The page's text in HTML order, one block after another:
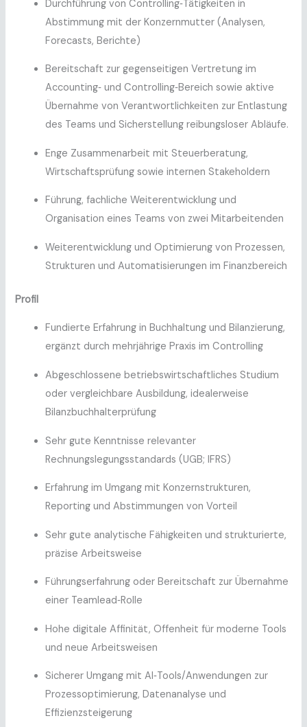
Durchführung von Controlling‑Tätigkeiten in
Abstimmung mit der Konzernmutter (Analysen,
Forecasts, Berichte)
Bereitschaft zur gegenseitigen Vertretung im
Accounting‑ und Controlling‑Bereich sowie aktive
Übernahme von Verantwortlichkeiten zur Entlastung
des Teams und Sicherstellung reibungsloser Abläufe.
Enge Zusammenarbeit mit Steuerberatung,
Wirtschaftsprüfung sowie internen Stakeholdern
Führung, fachliche Weiterentwicklung und
Organisation eines Teams von zwei Mitarbeitenden
Weiterentwicklung und Optimierung von Prozessen,
Strukturen und Automatisierungen im Finanzbereich
Profil
Fundierte Erfahrung in Buchhaltung und Bilanzierung,
ergänzt durch mehrjährige Praxis im Controlling
Abgeschlossene betriebswirtschaftliches Studium
oder vergleichbare Ausbildung, idealerweise
Bilanzbuchhalterprüfung
Sehr gute Kenntnisse relevanter
Rechnungslegungsstandards (UGB; IFRS)
Erfahrung im Umgang mit Konzernstrukturen,
Reporting und Abstimmungen von Vorteil
Sehr gute analytische Fähigkeiten und strukturierte,
präzise Arbeitsweise
Führungserfahrung oder Bereitschaft zur Übernahme
einer Teamlead‑Rolle
Hohe digitale Affinität, Offenheit für moderne Tools
und neue Arbeitsweisen
Sicherer Umgang mit AI‑Tools/Anwendungen zur
Prozessoptimierung, Datenanalyse und
Effizienzsteigerung